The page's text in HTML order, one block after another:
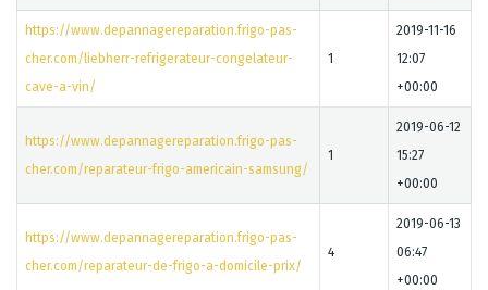
https://www.depannagereparation.frigo-pas-
cher.com/liebherr-refrigerateur-congelateur-
cave-a-vin/
1
2019-11-16
12:07
+00:00
https://www.depannagereparation.frigo-pas-
cher.com/reparateur-frigo-americain-samsung/
1
2019-06-12
15:27
+00:00
https://www.depannagereparation.frigo-pas-
cher.com/reparateur-de-frigo-a-domicile-prix/
4
2019-06-13
06:47
+00:00